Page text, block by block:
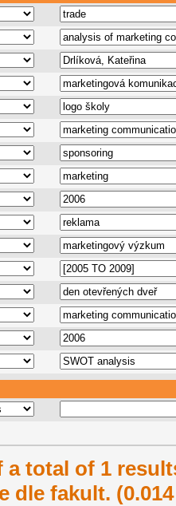
a total of 1
dle fakult.